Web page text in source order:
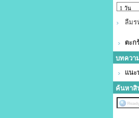
ลืมร
ตะก
บทควา
แนะ
ค้นหาสิ